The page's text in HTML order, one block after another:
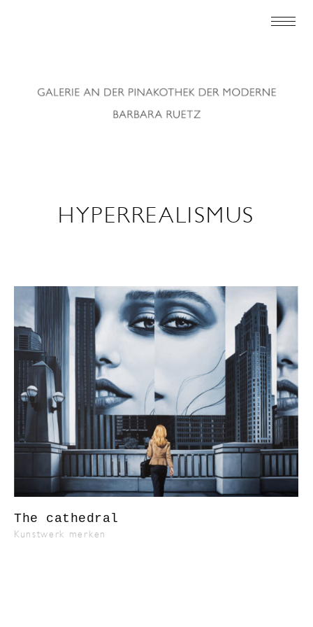
HYPERREALISMUS
Kunstwerk merken
The cathedral